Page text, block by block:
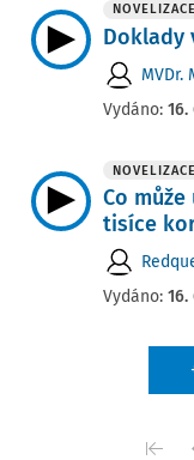
NOVELIZACE
Doklady
MVDr.
Vydáno: 16.
NOVELIZACE
Co
tisíce
Vydáno: 16.